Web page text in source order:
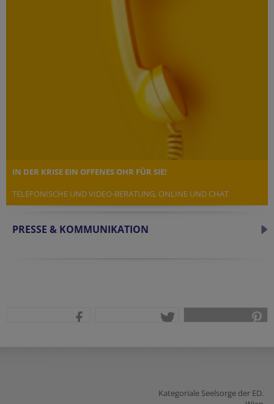
IN DER KRISE EIN OFFENES OHR FÜR SIE!
TELEFONISCHE UND VIDEO-BERATUNG, ONLINE UND CHAT
PRESSE & KOMMUNIKATION
Kategoriale Seelsorge der ED.